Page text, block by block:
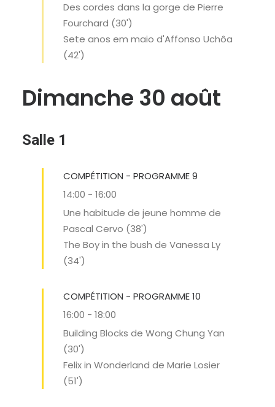
Des cordes dans la gorge de Pierre
Fourchard (30')
Sete anos em maio d'Affonso Uchôa
(42')
Dimanche 30 août
Salle 1
COMPÉTITION - PROGRAMME 9
14:00 - 16:00
Une habitude de jeune homme de
Pascal Cervo (38')
The Boy in the bush de Vanessa Ly
(34')
COMPÉTITION - PROGRAMME 10
16:00 - 18:00
Building Blocks de Wong Chung Yan
(30')
Felix in Wonderland de Marie Losier
(51')